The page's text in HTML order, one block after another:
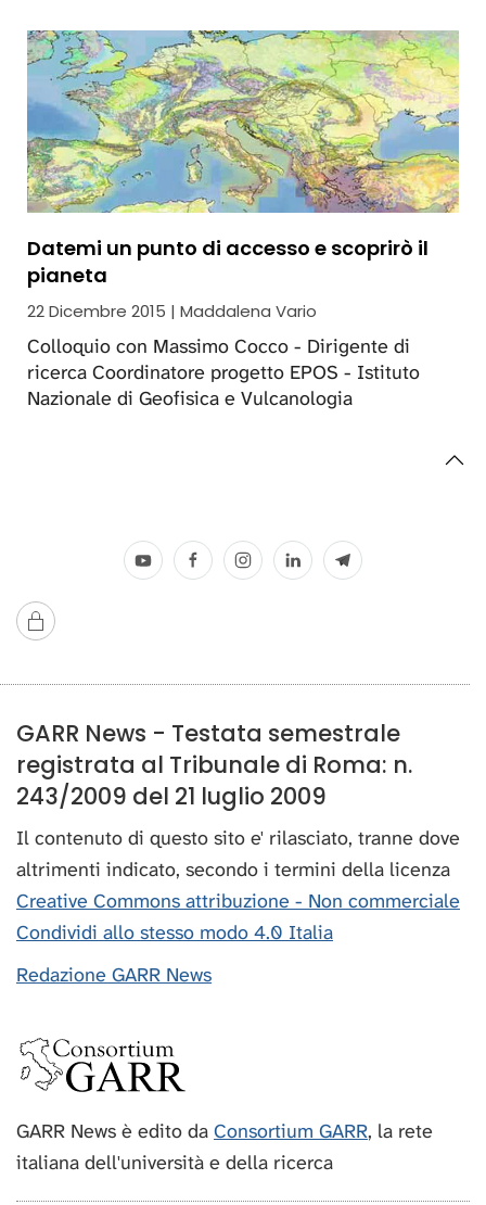
Datemi un punto di accesso e scoprirò il
pianeta
22 Dicembre 2015 | Maddalena Vario
Colloquio con Massimo Cocco - Dirigente di
ricerca Coordinatore progetto EPOS - Istituto
Nazionale di Geofisica e Vulcanologia
GARR News - Testata semestrale
registrata al Tribunale di Roma: n.
243/2009 del 21 luglio 2009
Il contenuto di questo sito e' rilasciato, tranne dove
altrimenti indicato, secondo i termini della licenza
Creative Commons attribuzione - Non commerciale
Condividi allo stesso modo 4.0 Italia
Redazione GARR News
GARR News è edito da Consortium GARR, la rete
italiana dell'università e della ricerca